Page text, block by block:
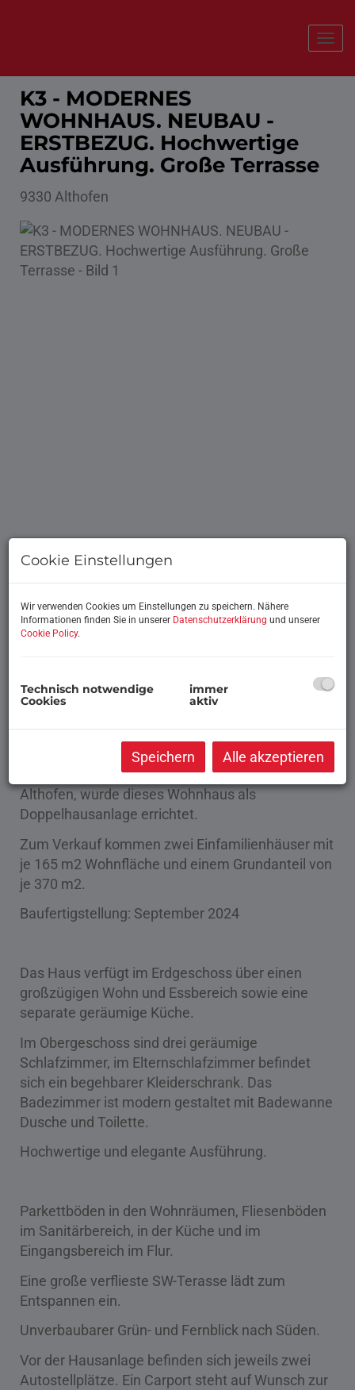
K3 - MODERNES
WOHNHAUS. NEUBAU -
ERSTBEZUG. Hochwertige
Ausführung. Große Terrasse
9330 Althofen
Beschreibung
MODERNES WOHNHAUS IN MASSIVBAUWEISE
In einem sehr begehrten Stadtteil der Kurstadt
Althofen, wurde dieses Wohnhaus als
Doppelhausanlage errichtet.
Zum Verkauf kommen zwei Einfamilienhäuser mit
je 165 m2 Wohnfläche und einem Grundanteil von
je 370 m2.
Baufertigstellung: September 2024
Das Haus verfügt im Erdgeschoss über einen
großzügigen Wohn und Essbereich sowie eine
separate geräumige Küche.
Im Obergeschoss sind drei geräumige
Schlafzimmer, im Elternschlafzimmer befindet
sich ein begehbarer Kleiderschrank. Das
Badezimmer ist modern gestaltet mit Badewanne
Dusche und Toilette.
Hochwertige und elegante Ausführung.
Parkettböden in den Wohnräumen, Fliesenböden
im Sanitärbereich, in der Küche und im
Eingangsbereich im Flur.
Eine große verflieste SW-Terasse lädt zum
Entspannen ein.
Unverbaubarer Grün- und Fernblick nach Süden.
Vor der Hausanlage befinden sich jeweils zwei
Autostellplätze. Ein Carport steht auf Wunsch zur
Cookie Einstellungen
Wir verwenden Cookies um Einstellungen zu speichern. Nähere
Informationen finden Sie in unserer Datenschutzerklärung und unserer
Cookie Policy.
Technisch notwendige
Cookies
immer
aktiv
Speichern Alle akzeptieren